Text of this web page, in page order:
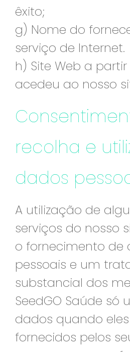
êxito;
g) Nome do
serviço de Internet.
h) Site Web a
acedeu ao nosso
recolha e
dados
A utilização de
serviços do nosso
o fornecimento de
pessoais e um
substancial dos
SeedGO Saúde só
dados quando
fornecidos pelos